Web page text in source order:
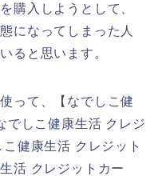
購入しようとして、
になってしまった人
ると思います。
って、【なでしこ健
でしこ健康生活 クレジ
健康生活 クレジット
活 クレジットカー